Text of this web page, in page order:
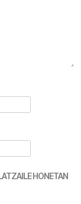
HONETAN